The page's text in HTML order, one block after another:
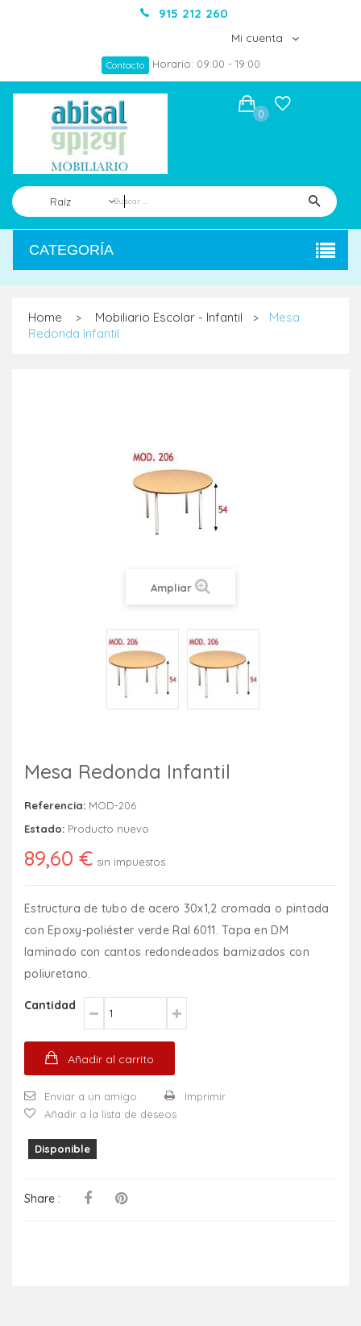
915 212 260
Mi cuenta
Contacto Horario: 09:00 - 19:00
Raíz
0
CATEGORÍA
Home > Mobiliario Escolar - Infantil >
Mesa
Redonda Infantil
Ampliar
Mesa Redonda Infantil
Referencia: MOD-206
Estado: Producto nuevo
89,60 € sin impuestos
Estructura de tubo de acero 30x1,2 cromada o pintada
con Epoxy-poliéster verde Ral 6011. Tapa en DM
laminado con cantos redondeados barnizados con
poliuretano.
Cantidad
Añadir al carrito
Enviar a un amigo
Imprimir
Añadir a la lista de deseos
Disponible
Share :